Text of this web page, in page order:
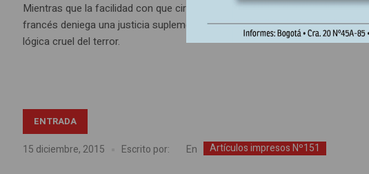
Mientras que la facilidad con que circulan los yihadistas revela la
francés deniega una justicia suplementaria y extiende el estado de
lógica cruel del terror.
ENTRADA
15 diciembre, 2015 Escrito por: En Artículos impresos Nº151